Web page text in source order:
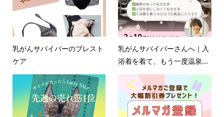
乳がんサバイバーのブレスト
ケア
乳がんサバイバーさんへ｜入
浴着を着て、もう一度温泉...